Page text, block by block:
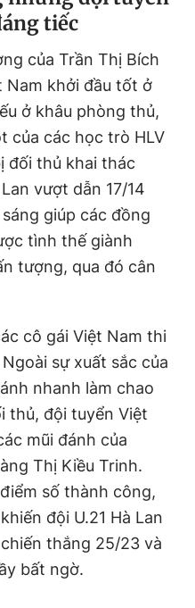
tiếc
của Trần Thị Bích
Nam khởi đầu tốt ở
ở khâu phòng thủ,
của các học trò HLV
đối thủ khai thác
vượt dẫn 17/14
giúp các đồng
tình thế giành
tượng, qua đó cân
cô gái Việt Nam thi
sự xuất sắc của
nhanh làm chao
thủ, đội tuyển Việt
mũi đánh của
Thị Kiều Trinh.
số thành công,
đội U.21 Hà Lan
thắng 25/23 và
bất ngờ.